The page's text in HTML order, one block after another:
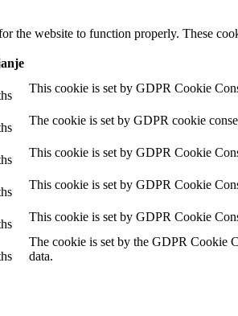
the website to function properly. These
This cookie is set by GDPR Cookie
The cookie is set by GDPR cookie
This cookie is set by GDPR Cookie
This cookie is set by GDPR Cookie
This cookie is set by GDPR Cookie
The cookie is set by the GDPR Cookie
data.